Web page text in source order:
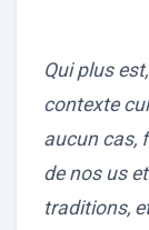
Qui plus
contexte
aucun cas,
de nos us
traditions,